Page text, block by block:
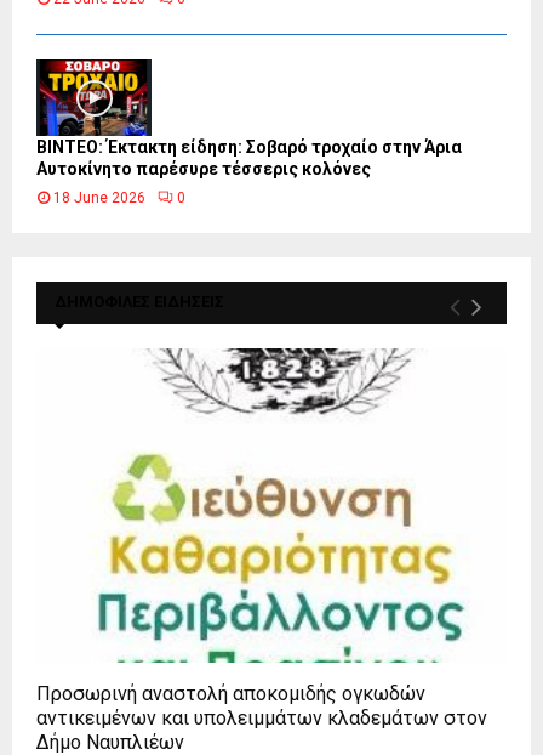
ΒΙΝΤΕΟ: Έκτακτη είδηση: Σοβαρό τροχαίο στην Άρια
Αυτοκίνητο παρέσυρε τέσσερις κολόνες
18 June 2026 0
Προσωρινή αναστολή αποκομιδής ογκωδών
αντικειμένων και υπολειμμάτων κλαδεμάτων στον
Δήμο Ναυπλιέων